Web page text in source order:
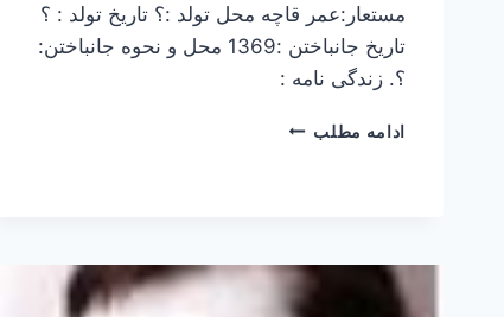
مستعار:عمر قاچه محل تولد :؟ تاریخ تولد : ؟
تاریخ جانباختن :1369 محل و نحوه جانباختن:
؟. زندگی نامه :
ادامه مطلب عمر